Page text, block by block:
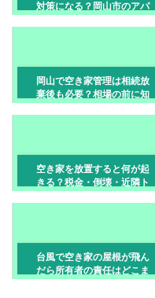
対策になる？岡山市のアパ
岡山で空き家管理は相続放
棄後も必要？相場の前に知
空き家を放置すると何が起
きる？税金・倒壊・近隣ト
台風で空き家の屋根が飛ん
だら所有者の責任はどこま